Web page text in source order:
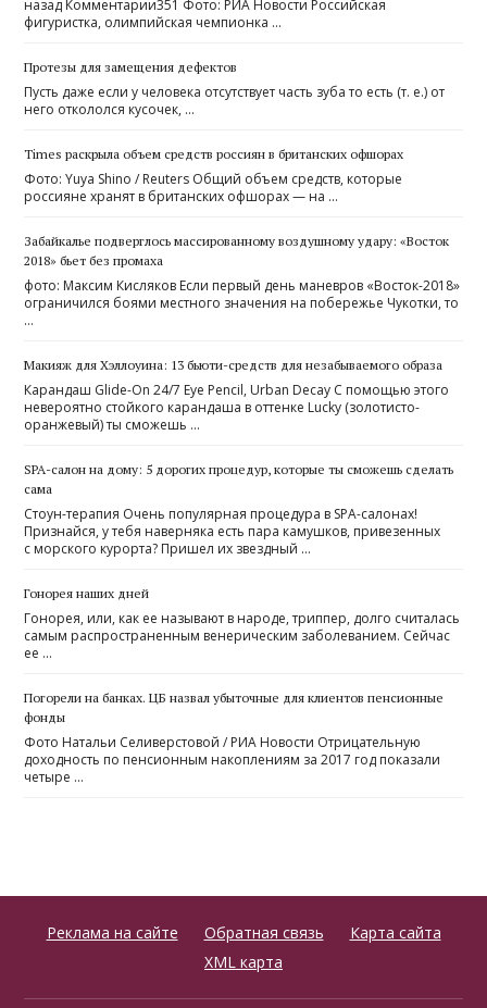
назад Комментарии351 Фото: РИА Новости Российская
фигуристка, олимпийская чемпионка …
Протезы для замещения дефектов
Пусть даже если у человека отсутствует часть зуба то есть (т. е.) от
него откололся кусочек, …
Times раскрыла объем средств россиян в британских офшорах
Фото: Yuya Shino / Reuters Общий объем средств, которые
россияне хранят в британских офшорах — на …
Забайкалье подверглось массированному воздушному удару: «Восток
2018» бьет без промаха
фото: Максим Кисляков Если первый день маневров «Восток-2018»
ограничился боями местного значения на побережье Чукотки, то
…
Макияж для Хэллоуина: 13 бьюти-средств для незабываемого образа
Карандаш Glide-On 24/7 Eye Pencil, Urban Decay С помощью этого
невероятно стойкого карандаша в оттенке Lucky (золотисто-
оранжевый) ты сможешь …
SPA-салон на дому: 5 дорогих процедур, которые ты сможешь сделать
сама
Стоун-терапия Очень популярная процедура в SPA-салонах!
Признайся, у тебя наверняка есть пара камушков, привезенных
с морского курорта? Пришел их звездный …
Гонорея наших дней
Гонорея, или, как ее называют в народе, триппер, долго считалась
самым распространенным венерическим заболеванием. Сейчас
ее …
Погорели на банках. ЦБ назвал убыточные для клиентов пенсионные
фонды
Фото Натальи Селиверстовой / РИА Новости Отрицательную
доходность по пенсионным накоплениям за 2017 год показали
четыре …
Реклама на сайте Обратная связь
Карта сайта
XML карта